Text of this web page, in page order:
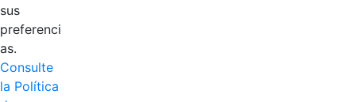
sus
preferenci
as.
Consulte
la Política